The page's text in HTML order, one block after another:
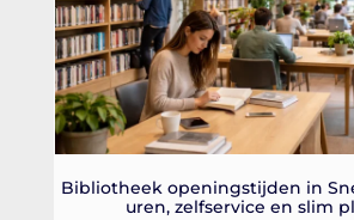
Bibliotheek openingstijden in
uren, zelfservice en slim